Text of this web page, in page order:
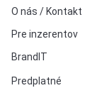
O nás / Kontakt
Pre inzerentov
BrandIT
Predplatné